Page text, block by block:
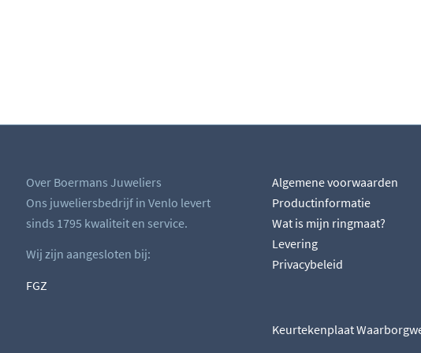
Over Boermans Juweliers
Ons juweliersbedrijf in Venlo levert
sinds 1795 kwaliteit en service.
Wij zijn aangesloten bij:
FGZ
Algemene voorwaarden
Productinformatie
Wat is mijn ringmaat?
Levering
Privacybeleid
Keurtekenplaat